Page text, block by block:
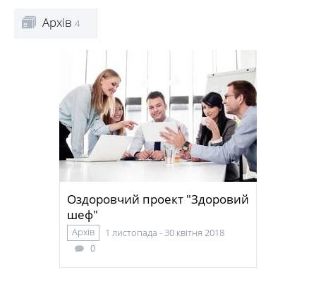
Архів 4
Оздоровчий проект "Здоровий
шеф"
Архів
1 листопада - 30 квітня 2018
0